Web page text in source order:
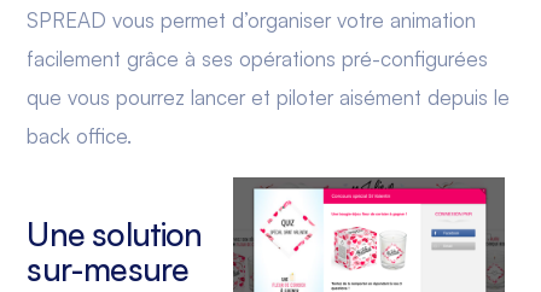
SPREAD vous permet d’organiser votre animation
facilement grâce à ses opérations pré-configurées
que vous pourrez lancer et piloter aisément depuis le
back office.
Une solution
sur-mesure